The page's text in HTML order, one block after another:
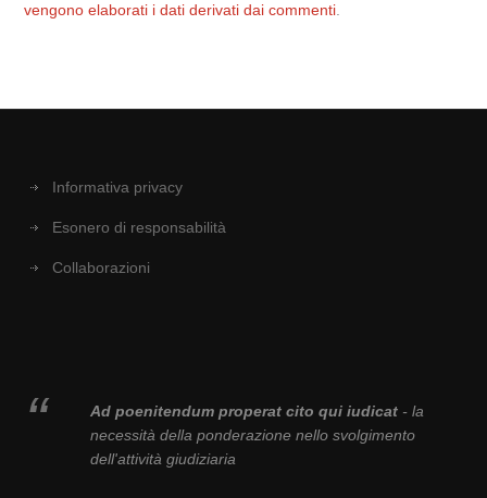
vengono elaborati i dati derivati dai commenti
Informativa privacy
Esonero di responsabilità
Collaborazioni
Ad poenitendum properat cito qui iudicat- la
necessità della ponderazione nello svolgimento
dell'attività giudiziaria